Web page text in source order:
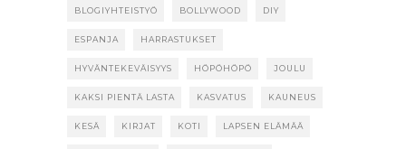
BLOGIYHTEISTYÖ BOLLYWOOD DIY
ESPANJA HARRASTUKSET
HYVÄNTEKEVÄISYYS HÖPÖHÖPÖ JOULU
KAKSI PIENTÄ LASTA KASVATUS KAUNEUS
KESÄ KIRJAT KOTI LAPSEN ELÄMÄÄ